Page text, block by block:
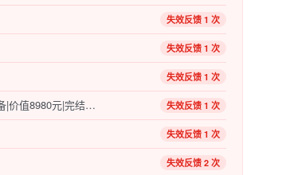
失效反馈 1 次
失效反馈 1 次
失效反馈 1 次
开课吧 -Java面试涨薪名企培养计划 002期|2022年|涨薪必备|价值8980元|完结无秘 失效反馈 1 次
失效反馈 1 次
失效反馈 2 次